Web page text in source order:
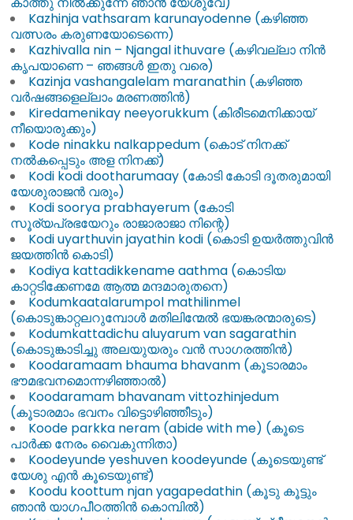
Kazhinja vathsaram karunayodenne (കഴിഞ്ഞ
വത്സരം കരുണയോടെന്നെ)
Kazhivalla nin – Njangal ithuvare (കഴിവല്ലാ നിൻ
കൃപയാണെ – ഞങ്ങൾ ഇതു വരെ)
Kazinja vashangalelam maranathin (കഴിഞ്ഞ
വർഷങ്ങളെല്ലാം മരണത്തിൻ)
Kiredamenikay neeyorukkum (കിരീടമെനിക്കായ്
നീയൊരുക്കും)
Kode ninakku nalkappedum (കൊട് നിനക്ക്
നൽകപ്പെടും അള നിനക്ക്)
Kodi kodi dootharumaay (കോടി കോടി ദൂതരുമായി
യേശുരാജൻ വരും)
Kodi soorya prabhayerum (കോടി
സൂര്യപ്രഭയേറും രാജാരാജാ നിന്റെ)
Kodi uyarthuvin jayathin kodi (കൊടി ഉയർത്തുവിൻ
ജയത്തിൻ കൊടി)
Kodiya kattadikkename aathma (കൊടിയ
കാറ്റടിക്കേണമേ ആത്മ മന്ദമാരുതനെ)
Kodumkaatalarumpol mathilinmel
(കൊടുങ്കാറ്റലറുമ്പോൾ മതിലിന്മേൽ ഭയങ്കരന്മാരുടെ)
Kodumkattadichu aluyarum van sagarathin
(കൊടുങ്കാടിച്ചു അലയുയരും വൻ സാഗരത്തിൻ)
Koodaramaam bhauma bhavanm (കൂടാരമാം
ഭൗമഭവനമൊന്നഴിഞ്ഞാൽ)
Koodaramam bhavanam vittozhinjedum
(കൂടാരമാം ഭവനം വിട്ടൊഴിഞ്ഞീടും)
Koode parkka neram (abide with me) (കൂടെ
പാർക്ക നേരം വൈകുന്നിതാ)
Koodeyunde yeshuven koodeyunde (കൂടെയുണ്ട്
യേശു എൻ കൂടെയുണ്ട്)
Koodu koottum njan yagapedathin (കൂടു കൂട്ടും
ഞാൻ യാഗപീഠത്തിൻ കൊമ്പിൽ)